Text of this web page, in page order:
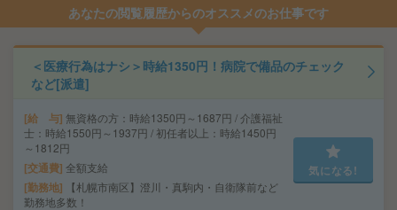
あなたの閲覧履歴からのオススメのお仕事です
＜医療行為はナシ＞時給1350円！病院で備品のチェック
など[派遣]
給 与 無資格の方：時給1350円～1687円 / 介護福祉
士：時給1550円～1937円 / 初任者以上：時給1450円
～1812円
交通費 全額支給
勤務地
【札幌市南区】澄川・真駒内・自衛隊前など
勤務地多数！
気になる!